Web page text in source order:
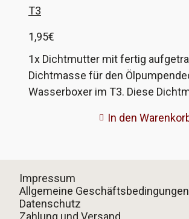
T3
1,95€
1x Dichtmutter mit fertig
Dichtmasse für den
Wasserboxer im T3. Diese
Stück benötigt. VW-
In den
Impressum
Allgemeine Geschäftsbedingungen
Datenschutz
Zahlung und Versand